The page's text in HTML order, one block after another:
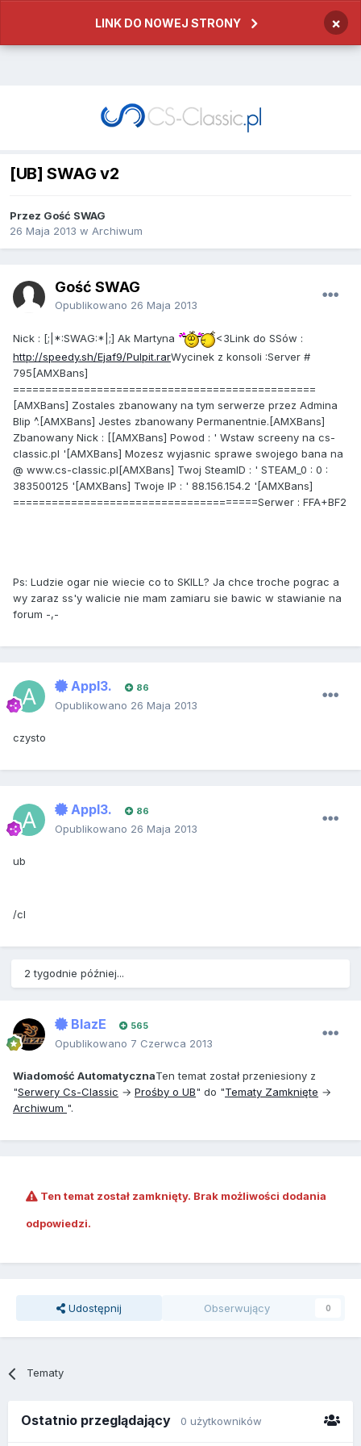
LINK DO NOWEJ STRONY ×
[UB] SWAG v2
Przez Gość SWAG
26 Maja 2013 w Archiwum
Gość SWAG
Opublikowano 26 Maja 2013
Nick : [;|*:SWAG:*|;] Ak Martyna
<3Link do SSów :
http://speedy.sh/Ejaf9/Pulpit.rarWycinek z konsoli :Server #
795[AMXBans]
===============================================
[AMXBans] Zostales zbanowany na tym serwerze przez Admina
Blip ^.[AMXBans] Jestes zbanowany Permanentnie.[AMXBans]
Zbanowany Nick : [[AMXBans] Powod : ' Wstaw screeny na cs-
classic.pl '[AMXBans] Mozesz wyjasnic sprawe swojego bana na
@ www.cs-classic.pl[AMXBans] Twoj SteamID : ' STEAM_0 : 0 :
383500125 '[AMXBans] Twoje IP : ' 88.156.154.2 '[AMXBans]
======================================Serwer : FFA+BF2
Ps: Ludzie ogar nie wiecie co to SKILL? Ja chce troche pograc a
wy zaraz ss'y walicie nie mam zamiaru sie bawic w stawianie na
forum -,-
Appl3. 86
Opublikowano 26 Maja 2013
czysto
Appl3. 86
Opublikowano 26 Maja 2013
ub
/cl
2 tygodnie później...
BlazE 565
Opublikowano 7 Czerwca 2013
Wiadomość AutomatycznaTen temat został przeniesiony z
"Serwery Cs-Classic → Prośby o UB" do "Tematy Zamknięte →
Archiwum ".
Ten temat został zamknięty. Brak możliwości dodania
odpowiedzi.
Udostępnij Obserwujący 0
Tematy
Ostatnio przeglądający 0 użytkowników